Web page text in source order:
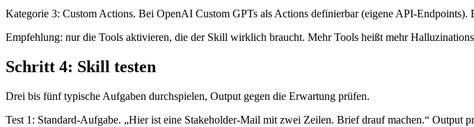
Kategorie 3: Custom Actions. Bei OpenAI Custom GPTs als Actions definierbar (eigene API-Endpoints).
Empfehlung: nur die Tools aktivieren, die der Skill wirklich braucht. Mehr Tools heißt mehr
Schritt 4: Skill testen
Drei bis fünf typische Aufgaben durchspielen, Output gegen die Erwartung prüfen.
Test 1: Standard-Aufgabe. „Hier ist eine Stakeholder-Mail mit zwei Zeilen. Brief drauf machen.“ Output